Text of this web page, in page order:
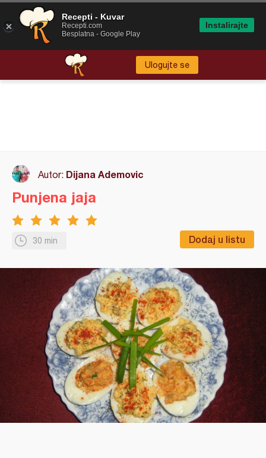
Ulogujte se
Autor: Dijana Ademovic
30 min Dodaj u listu
Punjena jaja
Recepti - Kuvar
Recepti.com
Besplatna - Google Play
Instalirajte